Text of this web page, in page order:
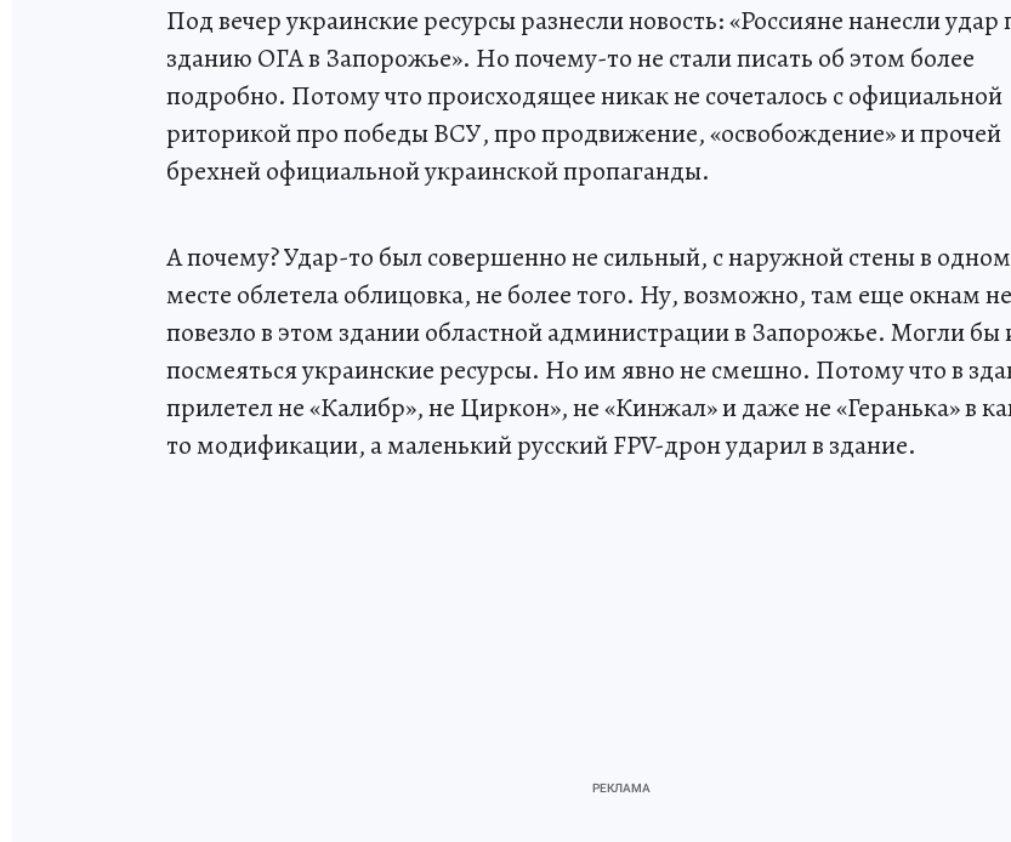
Под вечер украинские ресурсы разнесли новость: «Россияне нанесли удар
зданию ОГА в Запорожье». Но почему-то не стали писать об этом более
подробно. Потому что происходящее никак не сочеталось с официальной
риторикой про победы ВСУ, про продвижение, «освобождение» и прочей
брехней официальной украинской пропаганды.
А почему? Удар-то был совершенно не сильный, с наружной стены в одном
месте облетела облицовка, не более того. Ну, возможно, там еще окнам не
повезло в этом здании областной администрации в Запорожье. Могли бы
посмеяться украинские ресурсы. Но им явно не смешно. Потому что в
прилетел не «Калибр», не Циркон», не «Кинжал» и даже не «Геранька» в
то модификации, а маленький русский FPV-дрон ударил в здание.